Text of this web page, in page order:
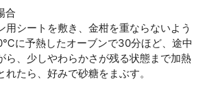
合
用シートを敷き、金柑を重ならないよう
に予熱したオーブンで30分ほど、途中
ら、少しやわらかさが残る状態まで加熱
れたら、好みで砂糖をまぶす。